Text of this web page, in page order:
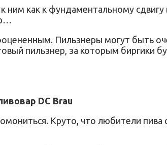
как к фундаментальному сдвигу
Пильзнеры могут быть
пильзнер, за которым биргики
DC Brau
Круто, что любители